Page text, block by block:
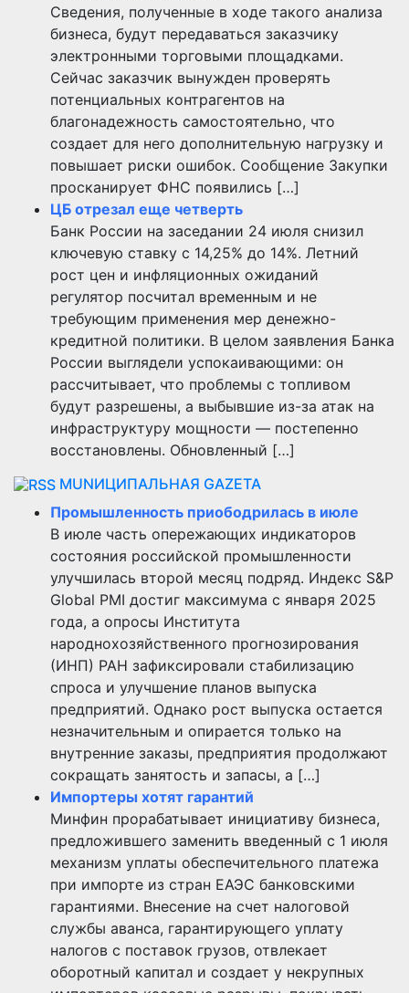
Сведения, полученные в ходе такого анализа
бизнеса, будут передаваться заказчику
электронными торговыми площадками.
Сейчас заказчик вынужден проверять
потенциальных контрагентов на
благонадежность самостоятельно, что
создает для него дополнительную нагрузку и
повышает риски ошибок. Сообщение Закупки
просканирует ФНС появились […]
ЦБ отрезал еще четверть
Банк России на заседании 24 июля снизил
ключевую ставку с 14,25% до 14%. Летний
рост цен и инфляционных ожиданий
регулятор посчитал временным и не
требующим применения мер денежно-
кредитной политики. В целом заявления Банка
России выглядели успокаивающими: он
рассчитывает, что проблемы с топливом
будут разрешены, а выбывшие из-за атак на
инфраструктуру мощности — постепенно
восстановлены. Обновленный […]
MUNИЦИПАЛЬНАЯ GAZЕТА
Промышленность приободрилась в июле
В июле часть опережающих индикаторов
состояния российской промышленности
улучшилась второй месяц подряд. Индекс S&P
Global PMI достиг максимума с января 2025
года, а опросы Института
народнохозяйственного прогнозирования
(ИНП) РАН зафиксировали стабилизацию
спроса и улучшение планов выпуска
предприятий. Однако рост выпуска остается
незначительным и опирается только на
внутренние заказы, предприятия продолжают
сокращать занятость и запасы, а […]
Импортеры хотят гарантий
Минфин прорабатывает инициативу бизнеса,
предложившего заменить введенный с 1 июля
механизм уплаты обеспечительного платежа
при импорте из стран ЕАЭС банковскими
гарантиями. Внесение на счет налоговой
службы аванса, гарантирующего уплату
налогов с поставок грузов, отвлекает
оборотный капитал и создает у некрупных